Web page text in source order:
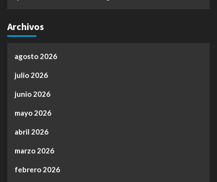
Archivos
agosto 2026
julio 2026
junio 2026
mayo 2026
abril 2026
marzo 2026
febrero 2026